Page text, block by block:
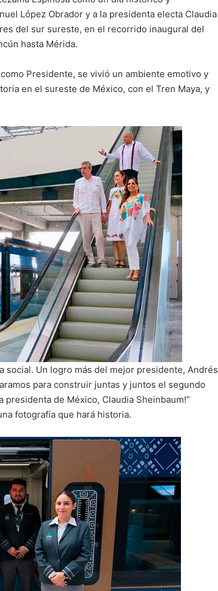
López Obrador y a la presidenta electa Claudia
del sur sureste, en el recorrido inaugural del
hasta Mérida.
Presidente, se vivió un ambiente emotivo y
en el sureste de México, con el Tren Maya, y
social. Un logro más del mejor presidente, Andrés
para construir juntas y juntos el segundo
de México, Claudia Sheinbaum!”
fotografía que hará historia.